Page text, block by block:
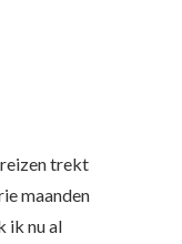
trekt
maanden
ik nu al